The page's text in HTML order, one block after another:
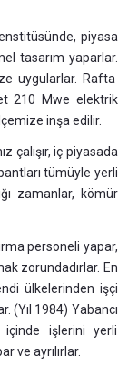
piyasa
tasarım yaparlar.
uygularlar. Rafta
210 Mwe elektrik
inşa edilir.
çalışır, iç piyasada
tümüyle yerli
zamanlar, kömür
personeli yapar,
zorundadırlar. En
ülkelerinden işçi
(Yıl 1984) Yabancı
içinde işlerini yerli
ve ayrılırlar.